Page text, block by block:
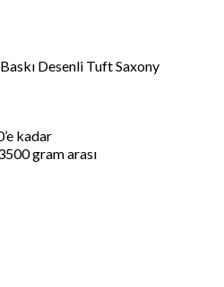
Desenli Tuft Saxony
kadar
gram arası